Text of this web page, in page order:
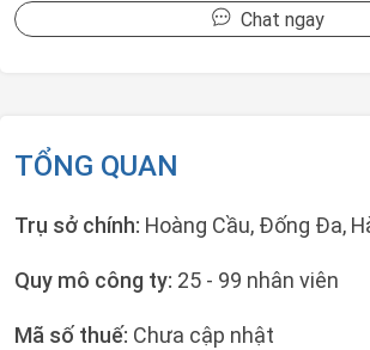
Chat ngay
TỔNG QUAN
Trụ sở chính: Hoàng Cầu, Đống Đa,
Quy mô công ty: 25 - 99 nhân viên
Mã số thuế: Chưa cập nhật